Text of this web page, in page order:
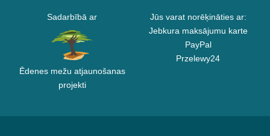
Sadarbībā ar
Ēdenes mežu atjaunošanas
projekti
Jūs varat norēķināties ar:
Jebkura maksājumu karte
PayPal
Przelewy24